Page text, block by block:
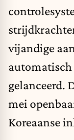
vijandige
automatisch
gelanceerd.
mei
Koreaanse